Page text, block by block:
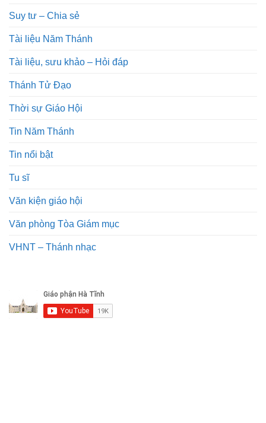
Suy tư – Chia sẻ
Tài liệu Năm Thánh
Tài liệu, sưu khảo – Hỏi đáp
Thánh Tử Đạo
Thời sự Giáo Hội
Tin Năm Thánh
Tin nổi bật
Tu sĩ
Văn kiện giáo hội
Văn phòng Tòa Giám mục
VHNT – Thánh nhạc